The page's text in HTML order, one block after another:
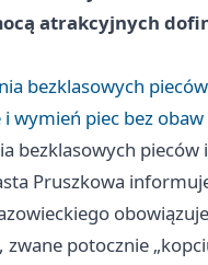
atrakcyjnych
bezklasowych
wymień piec bez
bezklasowych
Pruszkowa
potocznie